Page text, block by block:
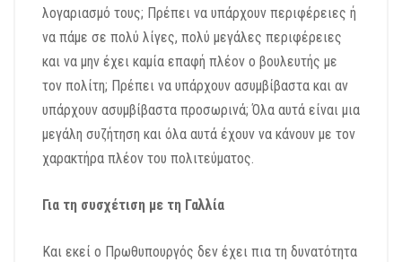
λογαριασμό τους; Πρέπει να υπάρχουν περιφέρειες ή
να πάμε σε πολύ λίγες, πολύ μεγάλες περιφέρειες
και να μην έχει καμία επαφή πλέον ο βουλευτής με
τον πολίτη; Πρέπει να υπάρχουν ασυμβίβαστα και αν
υπάρχουν ασυμβίβαστα προσωρινά; Όλα αυτά είναι μια
μεγάλη συζήτηση και όλα αυτά έχουν να κάνουν με τον
χαρακτήρα πλέον του πολιτεύματος.
Για τη συσχέτιση με τη Γαλλία
Και εκεί ο Πρωθυπουργός δεν έχει πια τη δυνατότητα